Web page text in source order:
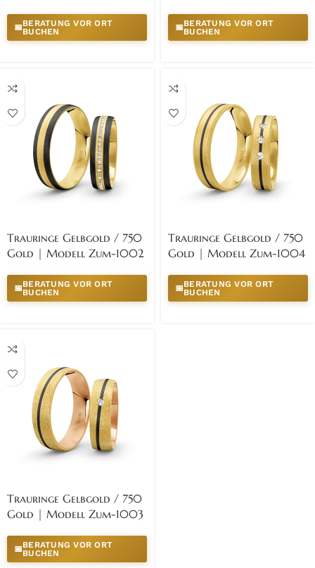
📅BERATUNG VOR ORT
BUCHEN
📅BERATUNG VOR ORT
BUCHEN
Trauringe Gelbgold / 750
Gold | Modell Zum-1002
📅BERATUNG VOR ORT
BUCHEN
Trauringe Gelbgold / 750
Gold | Modell Zum-1004
📅BERATUNG VOR ORT
BUCHEN
Trauringe Gelbgold / 750
Gold | Modell Zum-1003
📅BERATUNG VOR ORT
BUCHEN